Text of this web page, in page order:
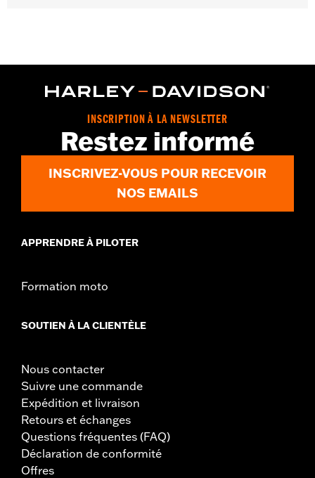
Rockford Fosgate.
pour plus de détails
INSCRIPTION À LA NEWSLETTER
Restez informé
INSCRIVEZ-VOUS POUR RECEVOIR
NOS EMAILS
APPRENDRE À PILOTER
Formation moto
SOUTIEN À LA CLIENTÈLE
Nous contacter
Suivre une commande
Expédition et livraison
Retours et échanges
Questions fréquentes (FAQ)
Déclaration de conformité
Offres